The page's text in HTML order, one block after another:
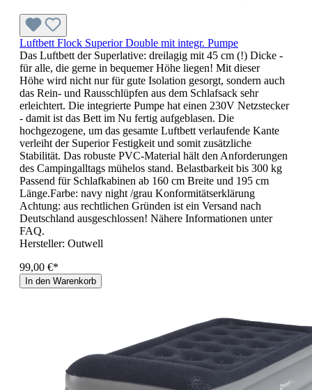
Luftbett Flock Superior Double mit integr. Pumpe
Das Luftbett der Superlative: dreilagig mit 45 cm (!) Dicke -
für alle, die gerne in bequemer Höhe liegen! Mit dieser
Höhe wird nicht nur für gute Isolation gesorgt, sondern auch
das Rein- und Rausschlüpfen aus dem Schlafsack sehr
erleichtert. Die integrierte Pumpe hat einen 230V Netzstecker
- damit ist das Bett im Nu fertig aufgeblasen. Die
hochgezogene, um das gesamte Luftbett verlaufende Kante
verleiht der Superior Festigkeit und somit zusätzliche
Stabilität. Das robuste PVC-Material hält den Anforderungen
des Campingalltags mühelos stand. Belastbarkeit bis 300 kg
Passend für Schlafkabinen ab 160 cm Breite und 195 cm
Länge.Farbe: navy night /grau Konformitätserklärung
Achtung: aus rechtlichen Gründen ist ein Versand nach
Deutschland ausgeschlossen! Nähere Informationen unter
FAQ.
Hersteller: Outwell
99,00 €*
In den Warenkorb